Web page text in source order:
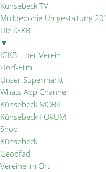
Künsebeck TV
Mülldeponie Umgestaltung
Die IGKB
▼
IGKB – der Verein
Dorf-Film
Unser Supermarkt
Whats App Channel
Künsebeck MOBIL
Künsebeck FORUM
Shop
Künsebeck
Geopfad
Vereine im Ort